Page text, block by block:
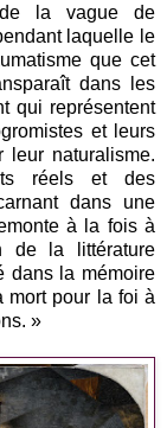
de la vague de
laquelle le
que cet
dans les
qui représentent
et leurs
leur naturalisme.
réels et des
dans une
à la fois à
de la littérature
dans la mémoire
mort pour la foi à
»